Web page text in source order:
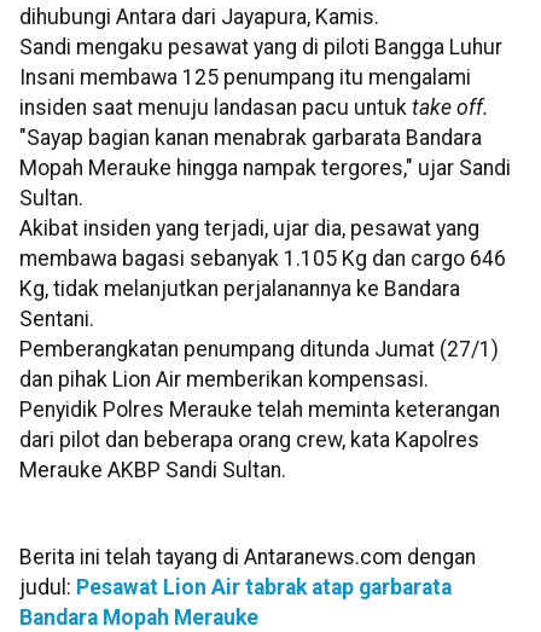
dihubungi Antara dari Jayapura, Kamis.
Sandi mengaku pesawat yang di piloti Bangga Luhur
Insani membawa 125 penumpang itu mengalami
insiden saat menuju landasan pacu untuk take off.
"Sayap bagian kanan menabrak garbarata Bandara
Mopah Merauke hingga nampak tergores," ujar Sandi
Sultan.
Akibat insiden yang terjadi, ujar dia, pesawat yang
membawa bagasi sebanyak 1.105 Kg dan cargo 646
Kg, tidak melanjutkan perjalanannya ke Bandara
Sentani.
Pemberangkatan penumpang ditunda Jumat (27/1)
dan pihak Lion Air memberikan kompensasi.
Penyidik Polres Merauke telah meminta keterangan
dari pilot dan beberapa orang crew, kata Kapolres
Merauke AKBP Sandi Sultan.
Berita ini telah tayang di Antaranews.com dengan
judul: Pesawat Lion Air tabrak atap garbarata
Bandara Mopah Merauke